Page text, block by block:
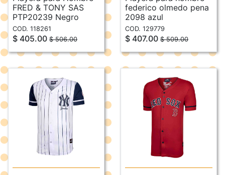
FRED & TONY SAS
PTP20239 Negro
COD. 118261
$ 405.00 $ 506.00
federico olmedo pena
2098 azul
COD. 129779
$ 407.00 $ 509.00